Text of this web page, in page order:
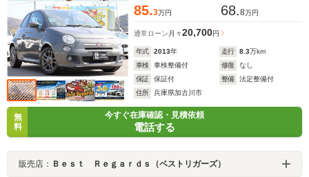
85.3万円 68.8万円
通常ローン 月々20,700円
年式 2013年 走行 8.3万km
車検
車検整備付 修復
なし
保証
保証付 整備
法定整備付
住所
兵庫県加古川市
無
料
今すぐ在庫確認・見積依頼
電話する
販売店： Ｂｅｓｔ Ｒｅｇａｒｄｓ（ベストリガーズ）